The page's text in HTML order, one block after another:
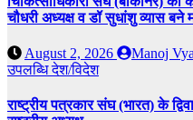
चौधरी अध्यक्ष व डॉ सुधांशु व्यास बने
August 2, 2026
Manoj
उपलब्धिदेश/विदेश
राष्ट्रीय पत्रकार संघ (भारत) के